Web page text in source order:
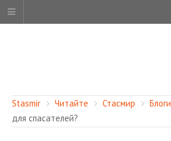
Stasmir Читайте Стасмир Блоги
для спасателей?